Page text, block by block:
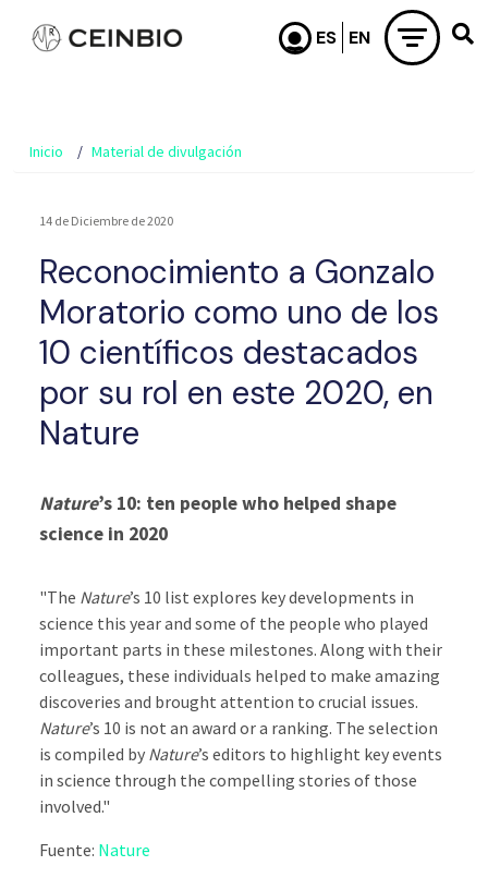
Pasar al contenido principal
Inicio Material de divulgación
14 de Diciembre de 2020
Reconocimiento a Gonzalo
Moratorio como uno de los
10 científicos destacados
por su rol en este 2020, en
Nature
Nature’s 10: ten people who helped shape
science in 2020
"The Nature’s 10 list explores key developments in
science this year and some of the people who played
important parts in these milestones. Along with their
colleagues, these individuals helped to make amazing
discoveries and brought attention to crucial issues.
Nature’s 10 is not an award or a ranking. The selection
is compiled by Nature’s editors to highlight key events
in science through the compelling stories of those
involved."
Fuente: Nature